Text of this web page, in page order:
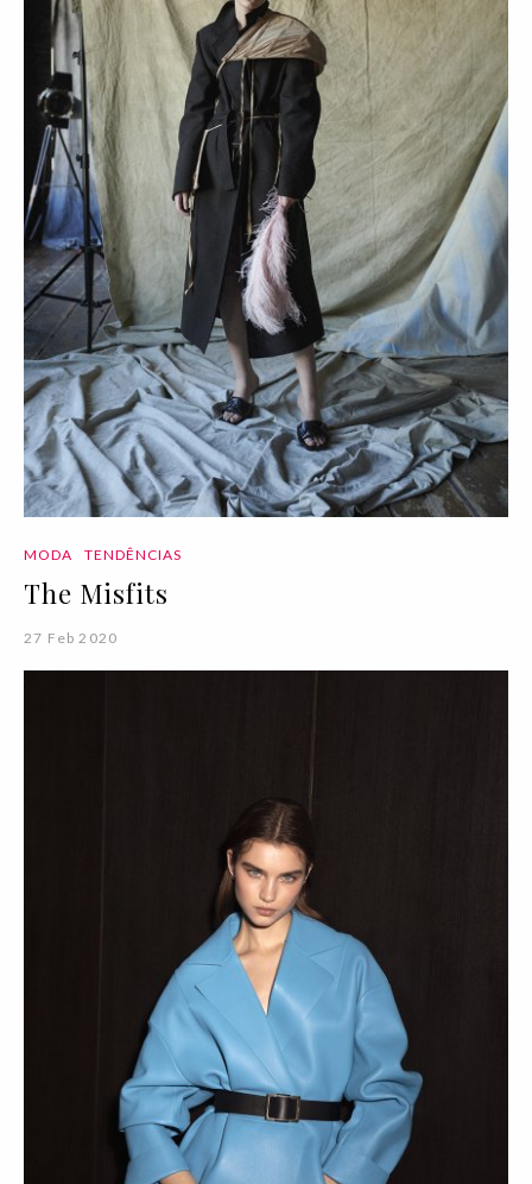
MODA TENDÊNCIAS
The Misfits
27 Feb 2020